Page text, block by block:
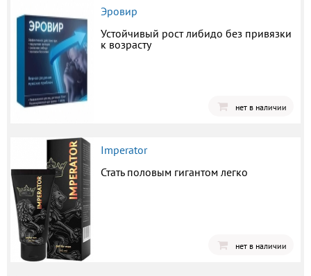
Эровир
Устойчивый рост либидо без привязки
к возрасту
нет в наличии
Imperator
Стать половым гигантом легко
нет в наличии